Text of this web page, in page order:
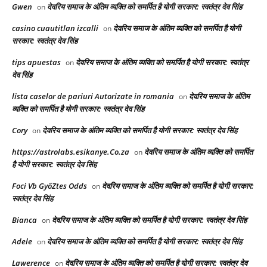
Gwen on देवरिय समाज के अंतिम व्यक्ति को समर्पित है योगी सरकार: स्वतंत्र देव सिंह
casino cuautitlan izcalli on देवरिय समाज के अंतिम व्यक्ति को समर्पित है योगी
सरकार: स्वतंत्र देव सिंह
tips apuestas on देवरिय समाज के अंतिम व्यक्ति को समर्पित है योगी सरकार: स्वतंत्र
देव सिंह
lista caselor de pariuri Autorizate in romania on देवरिय समाज के अंतिम
व्यक्ति को समर्पित है योगी सरकार: स्वतंत्र देव सिंह
Cory on देवरिय समाज के अंतिम व्यक्ति को समर्पित है योगी सरकार: स्वतंत्र देव सिंह
https://astrolabs.esikanye.Co.za on देवरिय समाज के अंतिम व्यक्ति को समर्पित
है योगी सरकार: स्वतंत्र देव सिंह
Foci Vb GyőZtes Odds on देवरिय समाज के अंतिम व्यक्ति को समर्पित है योगी सरकार:
स्वतंत्र देव सिंह
Bianca on देवरिय समाज के अंतिम व्यक्ति को समर्पित है योगी सरकार: स्वतंत्र देव सिंह
Adele on देवरिय समाज के अंतिम व्यक्ति को समर्पित है योगी सरकार: स्वतंत्र देव सिंह
Lawerence on देवरिय समाज के अंतिम व्यक्ति को समर्पित है योगी सरकार: स्वतंत्र देव